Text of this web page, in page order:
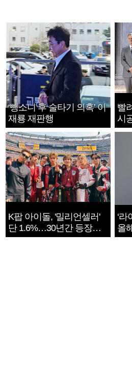
‘뺑소니 후 술타기 의혹’ 이
재룡 재판행
빨
시
지
K팝 아이돌, '밀리언셀러'
단 1.6%…30년간 등장
1182개팀 전수조사
‘라
올
확